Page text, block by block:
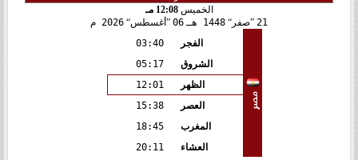
الخميس12:08 مـ
21
صفر 1448 هـ 06 أغسطس 2026 م
مصر
الفجر
03:40
الشروق
05:17
الظهر
12:01
العصر
15:38
المغرب
18:45
العشاء
20:11